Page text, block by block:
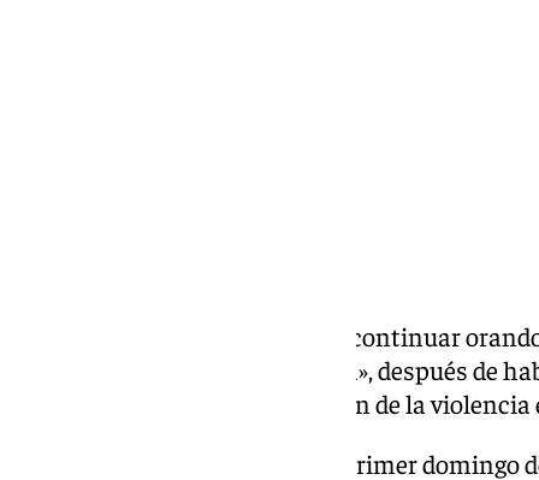
ha instado a continuar
«ponga fin a la violencia en Siria», después de
preocupación» de la reanudación de la
Así lo ha indicado el Papa este primer domingo